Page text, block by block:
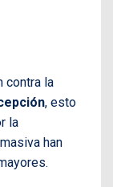
contra la
, esto
la
han